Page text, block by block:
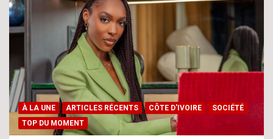
À LA UNE ARTICLES RÉCENTS CÔTE D'IVOIRE
SOCIÉTÉ
TOP DU MOMENT